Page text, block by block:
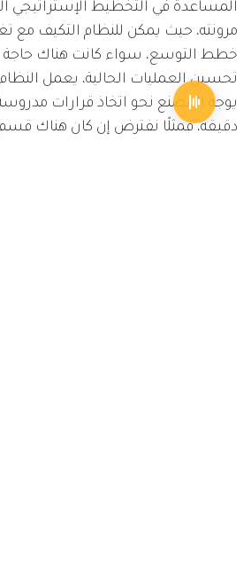
المساعدة في التخطيط الإستراتيجي
مرونته، حيث يمكن للنظام التكيف مع
خطط التوسع، سواء كانت هناك حاجة
تحسين العمليات الحالية، يعمل
يوجه المصنع نحو اتخاذ قرارات مدروسة
دقيقة، فمثلًا نفترض إن كان هناك